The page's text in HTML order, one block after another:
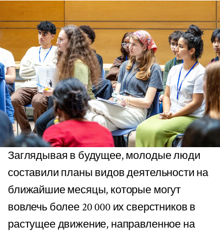
Заглядывая в будущее, молодые люди
составили планы видов деятельности на
ближайшие месяцы, которые могут
вовлечь более 20 000 их сверстников в
растущее движение, направленное на